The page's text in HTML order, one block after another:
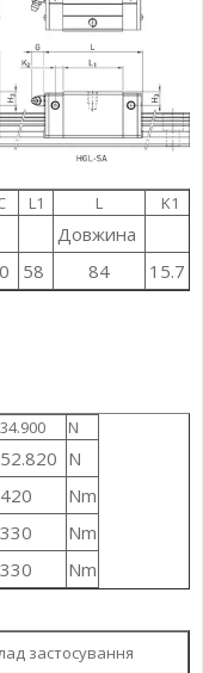
L1 L K1
Довжина
58 84 15.7
34.900 N
52.820 N
420
Nm
330
Nm
330 Nm
застосування